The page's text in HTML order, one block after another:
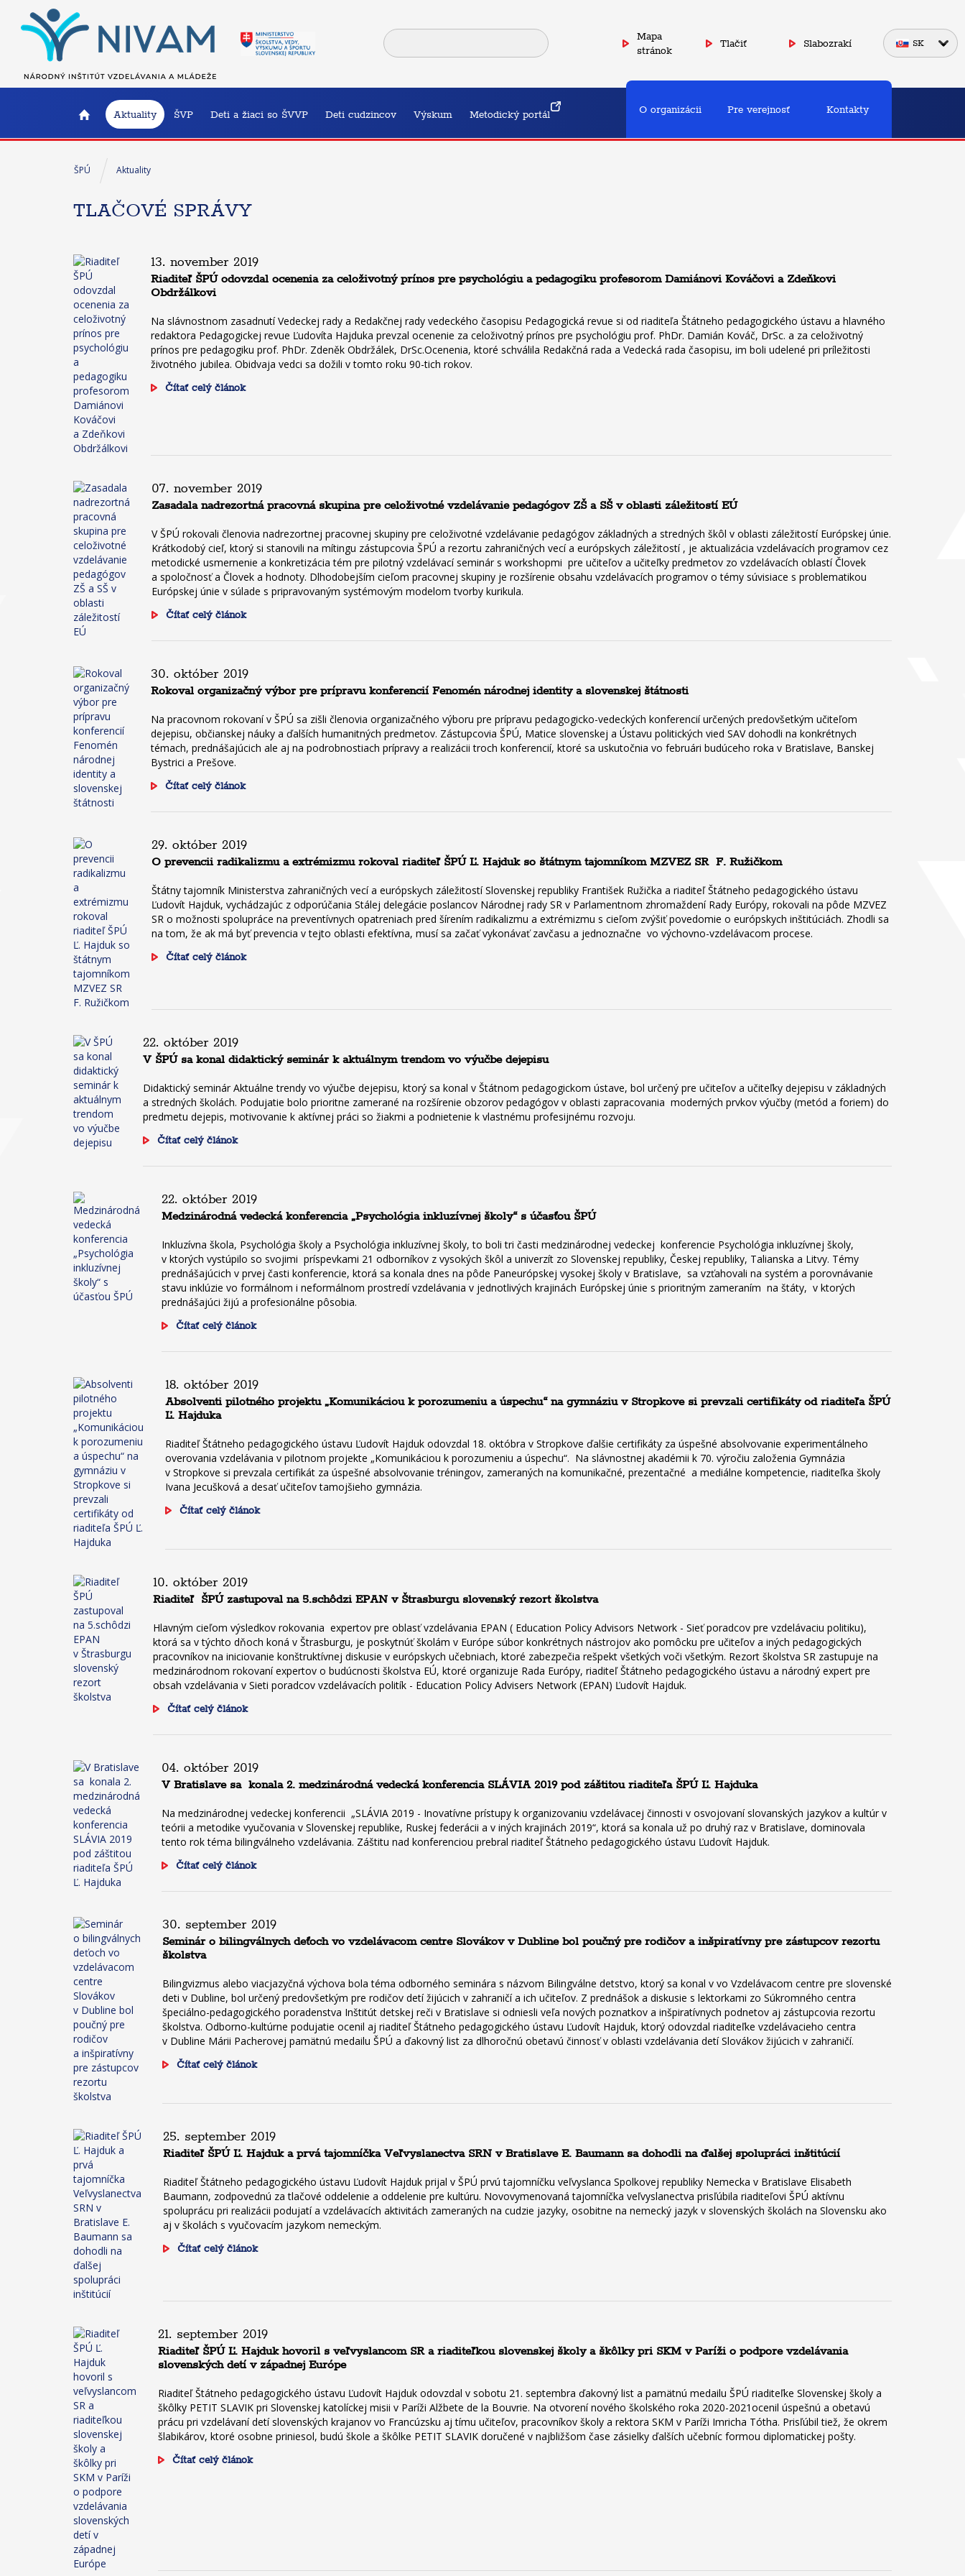
Mapa
stránok
Tlačiť Slabozrakí SK
Aktuality ŠVP Deti a žiaci so ŠVVP Deti cudzincov Výskum Metodický portál O organizácii Pre verejnosť Kontakty
ŠPÚ Aktuality
TLAČOVÉ SPRÁVY
13. november 2019
Riaditeľ ŠPÚ odovzdal ocenenia za celoživotný prínos pre psychológiu a pedagogiku profesorom Damiánovi Kováčovi a Zdeňkovi
Obdržálkovi
Na slávnostnom zasadnutí Vedeckej rady a Redakčnej rady vedeckého časopisu Pedagogická revue si od riaditeľa Štátneho pedagogického ústavu a hlavného
redaktora Pedagogickej revue Ľudovíta Hajduka prevzal ocenenie za celoživotný prínos pre psychológiu prof. PhDr. Damián Kováč, DrSc. a za celoživotný
prínos pre pedagogiku prof. PhDr. Zdeněk Obdržálek, DrSc.Ocenenia, ktoré schválila Redakčná rada a Vedecká rada časopisu, im boli udelené pri príležitosti
životného jubilea. Obidvaja vedci sa dožili v tomto roku 90-tich rokov.
Čítať celý článok
07. november 2019
Zasadala nadrezortná pracovná skupina pre celoživotné vzdelávanie pedagógov ZŠ a SŠ v oblasti záležitostí EÚ
V ŠPÚ rokovali členovia nadrezortnej pracovnej skupiny pre celoživotné vzdelávanie pedagógov základných a stredných škôl v oblasti záležitostí Európskej únie.
Krátkodobý cieľ, ktorý si stanovili na mítingu zástupcovia ŠPÚ a rezortu zahraničných vecí a európskych záležitostí , je aktualizácia vzdelávacích programov cez
metodické usmernenie a konkretizácia tém pre pilotný vzdelávací seminár s workshopmi pre učiteľov a učiteľky predmetov zo vzdelávacích oblastí Človek
a spoločnosť a Človek a hodnoty. Dlhodobejším cieľom pracovnej skupiny je rozšírenie obsahu vzdelávacích programov o témy súvisiace s problematikou
Európskej únie v súlade s pripravovaným systémovým modelom tvorby kurikula.
Čítať celý článok
30. október 2019
Rokoval organizačný výbor pre prípravu konferencií Fenomén národnej identity a slovenskej štátnosti
Na pracovnom rokovaní v ŠPÚ sa zišli členovia organizačného výboru pre prípravu pedagogicko-vedeckých konferencií určených predovšetkým učiteľom
dejepisu, občianskej náuky a ďalších humanitných predmetov. Zástupcovia ŠPÚ, Matice slovenskej a Ústavu politických vied SAV dohodli na konkrétnych
témach, prednášajúcich ale aj na podrobnostiach prípravy a realizácii troch konferencií, ktoré sa uskutočnia vo februári budúceho roka v Bratislave, Banskej
Bystrici a Prešove.
Čítať celý článok
29. október 2019
O prevencii radikalizmu a extrémizmu rokoval riaditeľ ŠPÚ Ľ. Hajduk so štátnym tajomníkom MZVEZ SR F. Ružičkom
Štátny tajomník Ministerstva zahraničných vecí a európskych záležitostí Slovenskej republiky František Ružička a riaditeľ Štátneho pedagogického ústavu
Ľudovít Hajduk, vychádzajúc z odporúčania Stálej delegácie poslancov Národnej rady SR v Parlamentnom zhromaždení Rady Európy, rokovali na pôde MZVEZ
SR o možnosti spolupráce na preventívnych opatreniach pred šírením radikalizmu a extrémizmu s cieľom zvýšiť povedomie o európskych inštitúciách. Zhodli sa
na tom, že ak má byť prevencia v tejto oblasti efektívna, musí sa začať vykonávať zavčasu a jednoznačne vo výchovno-vzdelávacom procese.
Čítať celý článok
22. október 2019
V ŠPÚ sa konal didaktický seminár k aktuálnym trendom vo výučbe dejepisu
Didaktický seminár Aktuálne trendy vo výučbe dejepisu, ktorý sa konal v Štátnom pedagogickom ústave, bol určený pre učiteľov a učiteľky dejepisu v základných
a stredných školách. Podujatie bolo prioritne zamerané na rozšírenie obzorov pedagógov v oblasti zapracovania moderných prvkov výučby (metód a foriem) do
predmetu dejepis, motivovanie k aktívnej práci so žiakmi a podnietenie k vlastnému profesijnému rozvoju.
Čítať celý článok
22. október 2019
Medzinárodná vedecká konferencia „Psychológia inkluzívnej školy“ s účasťou ŠPÚ
Inkluzívna škola, Psychológia školy a Psychológia inkluzívnej školy, to boli tri časti medzinárodnej vedeckej konferencie Psychológia inkluzívnej školy,
v ktorých vystúpilo so svojimi príspevkami 21 odborníkov z vysokých škôl a univerzít zo Slovenskej republiky, Českej republiky, Talianska a Litvy. Témy
prednášajúcich v prvej časti konferencie, ktorá sa konala dnes na pôde Paneurópskej vysokej školy v Bratislave, sa vzťahovali na systém a porovnávanie
stavu inklúzie vo formálnom i neformálnom prostredí vzdelávania v jednotlivých krajinách Európskej únie s prioritným zameraním na štáty, v ktorých
prednášajúci žijú a profesionálne pôsobia.
Čítať celý článok
18. október 2019
Absolventi pilotného projektu „Komunikáciou k porozumeniu a úspechu“ na gymnáziu v Stropkove si prevzali certifikáty od riaditeľa ŠPÚ
Ľ. Hajduka
Riaditeľ Štátneho pedagogického ústavu Ľudovít Hajduk odovzdal 18. októbra v Stropkove ďalšie certifikáty za úspešné absolvovanie experimentálneho
overovania vzdelávania v pilotnom projekte „Komunikáciou k porozumeniu a úspechu“. Na slávnostnej akadémii k 70. výročiu založenia Gymnázia
v Stropkove si prevzala certifikát za úspešné absolvovanie tréningov, zameraných na komunikačné, prezentačné a mediálne kompetencie, riaditeľka školy
Ivana Jecušková a desať učiteľov tamojšieho gymnázia.
Čítať celý článok
10. október 2019
Riaditeľ ŠPÚ zastupoval na 5.schôdzi EPAN v Štrasburgu slovenský rezort školstva
Hlavným cieľom výsledkov rokovania expertov pre oblasť vzdelávania EPAN ( Education Policy Advisors Network - Sieť poradcov pre vzdelávaciu politiku),
ktorá sa v týchto dňoch koná v Štrasburgu, je poskytnúť školám v Európe súbor konkrétnych nástrojov ako pomôcku pre učiteľov a iných pedagogických
pracovníkov na iniciovanie konštruktívnej diskusie v európskych učebniach, ktoré zabezpečia rešpekt všetkých voči všetkým. Rezort školstva SR zastupuje na
medzinárodnom rokovaní expertov o budúcnosti školstva EÚ, ktoré organizuje Rada Európy, riaditeľ Štátneho pedagogického ústavu a národný expert pre
obsah vzdelávania v Sieti poradcov vzdelávacích politík - Education Policy Advisers Network (EPAN) Ľudovít Hajduk.
Čítať celý článok
04. október 2019
V Bratislave sa konala 2. medzinárodná vedecká konferencia SLÁVIA 2019 pod záštitou riaditeľa ŠPÚ Ľ. Hajduka
Na medzinárodnej vedeckej konferencii „SLÁVIA 2019 - Inovatívne prístupy k organizovaniu vzdelávacej činnosti v osvojovaní slovanských jazykov a kultúr v
teórii a metodike vyučovania v Slovenskej republike, Ruskej federácii a v iných krajinách 2019“, ktorá sa konala už po druhý raz v Bratislave, dominovala
tento rok téma bilingválneho vzdelávania. Záštitu nad konferenciou prebral riaditeľ Štátneho pedagogického ústavu Ľudovít Hajduk.
Čítať celý článok
30. september 2019
Seminár o bilingválnych deťoch vo vzdelávacom centre Slovákov v Dubline bol poučný pre rodičov a inšpiratívny pre zástupcov rezortu
školstva
Bilingvizmus alebo viacjazyčná výchova bola téma odborného seminára s názvom Bilingválne detstvo, ktorý sa konal v vo Vzdelávacom centre pre slovenské
deti v Dubline, bol určený predovšetkým pre rodičov detí žijúcich v zahraničí a ich učiteľov. Z prednášok a diskusie s lektorkami zo Súkromného centra
špeciálno-pedagogického poradenstva Inštitút detskej reči v Bratislave si odniesli veľa nových poznatkov a inšpiratívnych podnetov aj zástupcovia rezortu
školstva. Odborno-kultúrne podujatie ocenil aj riaditeľ Štátneho pedagogického ústavu Ľudovít Hajduk, ktorý odovzdal riaditeľke vzdelávacieho centra
v Dubline Márii Pacherovej pamätnú medailu ŠPÚ a ďakovný list za dlhoročnú obetavú činnosť v oblasti vzdelávania detí Slovákov žijúcich v zahraničí.
Čítať celý článok
25. september 2019
Riaditeľ ŠPÚ Ľ. Hajduk a prvá tajomníčka Veľvyslanectva SRN v Bratislave E. Baumann sa dohodli na ďalšej spolupráci inštitúcií
Riaditeľ Štátneho pedagogického ústavu Ľudovít Hajduk prijal v ŠPÚ prvú tajomníčku veľvyslanca Spolkovej republiky Nemecka v Bratislave Elisabeth
Baumann, zodpovednú za tlačové oddelenie a oddelenie pre kultúru. Novovymenovaná tajomníčka veľvyslanectva prisľúbila riaditeľovi ŠPÚ aktívnu
spoluprácu pri realizácii podujatí a vzdelávacích aktivitách zameraných na cudzie jazyky, osobitne na nemecký jazyk v slovenských školách na Slovensku ako
aj v školách s vyučovacím jazykom nemeckým.
Čítať celý článok
21. september 2019
Riaditeľ ŠPÚ Ľ. Hajduk hovoril s veľvyslancom SR a riaditeľkou slovenskej školy a škôlky pri SKM v Paríži o podpore vzdelávania
slovenských detí v západnej Európe
Riaditeľ Štátneho pedagogického ústavu Ľudovít Hajduk odovzdal v sobotu 21. septembra ďakovný list a pamätnú medailu ŠPÚ riaditeľke Slovenskej školy a
škôlky PETIT SLAVIK pri Slovenskej katolíckej misii v Paríži Alžbete de la Bouvrie. Na otvorení nového školského roka 2020-2021ocenil úspešnú a obetavú
prácu pri vzdelávaní detí slovenských krajanov vo Francúzsku aj tímu učiteľov, pracovníkov školy a rektora SKM v Paríži Imricha Tótha. Prisľúbil tiež, že okrem
šlabikárov, ktoré osobne priniesol, budú škole a škôlke PETIT SLAVIK doručené v najbližšom čase zásielky ďalších učebníc formou diplomatickej pošty.
Čítať celý článok